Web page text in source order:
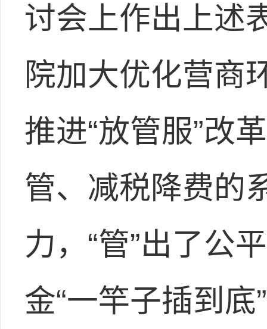
讨会上作出上述
院加大优化营商
推进“放管服”改
管、减税降费的
力，“管”出了公
金“一竿子插到底